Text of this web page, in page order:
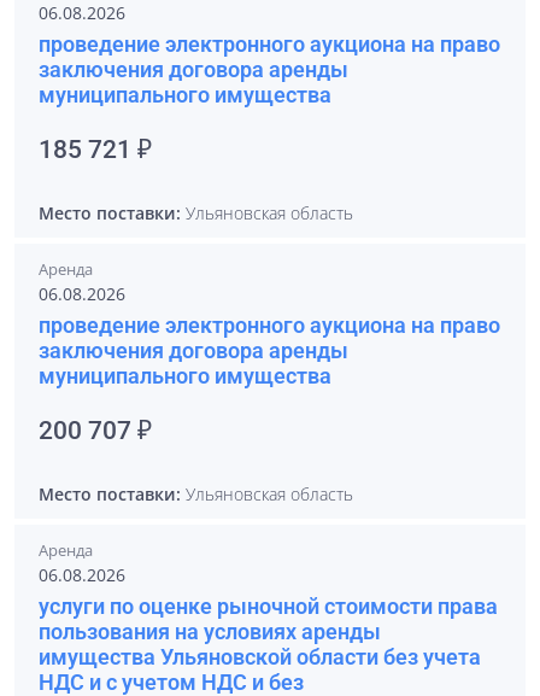
06.08.2026
проведение электронного аукциона на право
заключения договора аренды
муниципального имущества
185 721 ₽
Место поставки: Ульяновская область
Аренда
06.08.2026
проведение электронного аукциона на право
заключения договора аренды
муниципального имущества
200 707 ₽
Место поставки: Ульяновская область
Аренда
06.08.2026
услуги по оценке рыночной стоимости права
пользования на условиях аренды
имущества Ульяновской области без учета
НДС и с учетом НДС и без